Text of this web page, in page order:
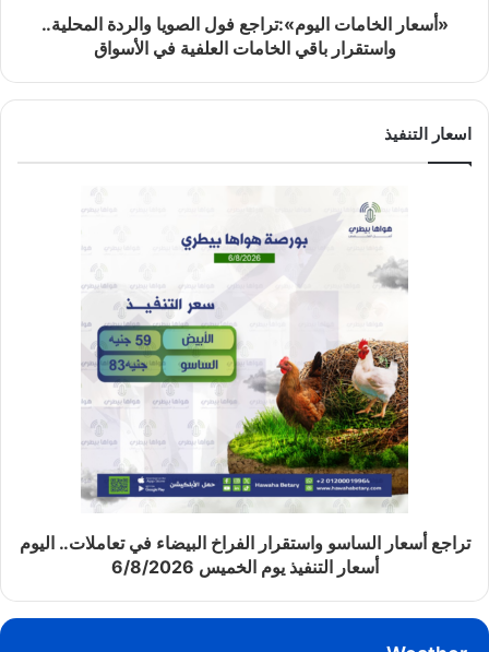
«أسعار الخامات اليوم»:تراجع فول الصويا والردة المحلية..
واستقرار باقي الخامات العلفية في الأسواق
اسعار التنفيذ
تراجع أسعار الساسو واستقرار الفراخ البيضاء في تعاملات.. اليوم
أسعار التنفيذ يوم الخميس 6/8/2026